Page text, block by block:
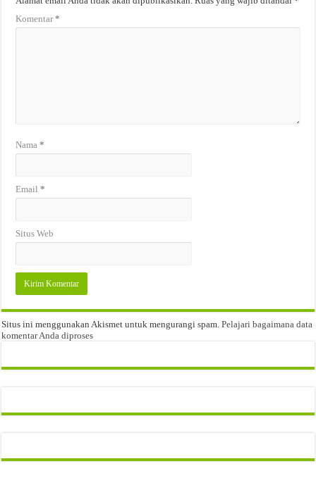
Komentar*
Nama*
Email*
Situs Web
Situs ini menggunakan Akismet untuk mengurangi spam.Pelajari bagaimana data
komentar Anda diproses